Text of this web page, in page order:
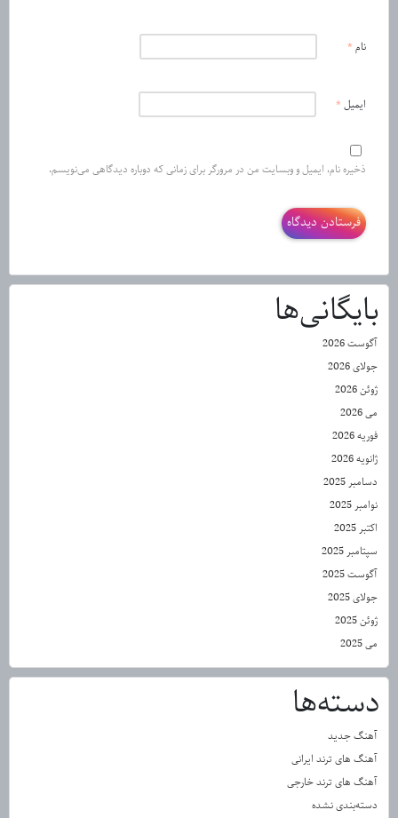
نام *
ایمیل *
ذخیره نام، ایمیل و وبسایت من در مرورگر برای زمانی که دوباره دیدگاهی می‌نویسم.
بایگانی‌ها
آگوست 2026
جولای 2026
ژوئن 2026
می 2026
فوریه 2026
ژانویه 2026
دسامبر 2025
نوامبر 2025
اکتبر 2025
سپتامبر 2025
آگوست 2025
جولای 2025
ژوئن 2025
می 2025
دسته‌ها
آهنگ جدید
آهنگ های ترند ایرانی
آهنگ های ترند خارجی
دسته‌بندی نشده